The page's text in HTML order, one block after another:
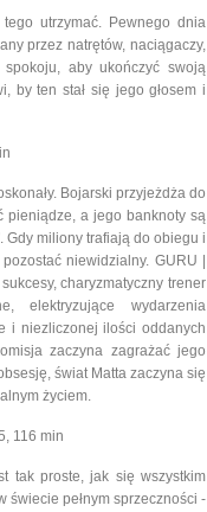
utrzymać. Pewnego dnia
przez natrętów, naciągaczy,
aby ukończyć swoją
by ten stał się jego głosem i
Bojarski przyjeżdża do
pieniądze, a jego banknoty są
Gdy miliony trafiają do obiegu i
niewidzialny. GURU |
charyzmatyczny trener
elektryzujące wydarzenia
i niezliczonej ilości oddanych
zaczyna zagrażać jego
świat Matta zaczyna się
życiem.
116 min
tak proste, jak się wszystkim
świecie pełnym sprzeczności -